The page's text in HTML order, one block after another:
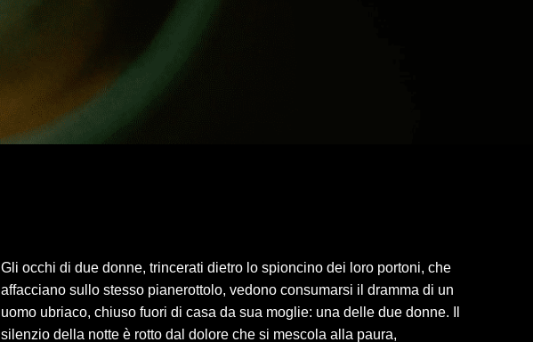
Gli occhi di due donne, trincerati dietro lo spioncino dei loro portoni, che
affacciano sullo stesso pianerottolo, vedono consumarsi il dramma di un
uomo ubriaco, chiuso fuori di casa da sua moglie: una delle due donne. Il
silenzio della notte è rotto dal dolore che si mescola alla paura,